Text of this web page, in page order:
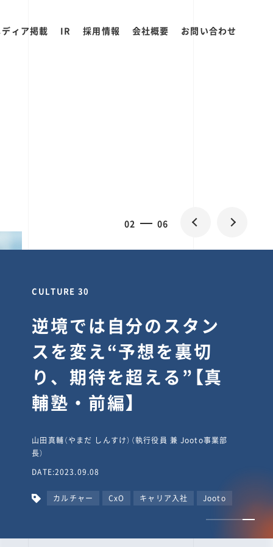
ィア掲載 IR 採用情報 会社概要 お問い合わせ
02 06
CULTURE 30
逆境では自分のスタン
スを変え“予想を裏切
り、期待を超える”【真
輔塾・前編】
山田真輔（やまだ しんすけ）（執行役員 兼 Jooto事業部
長）
DATE:2023.09.08
カルチャー CxO キャリア入社 Jooto